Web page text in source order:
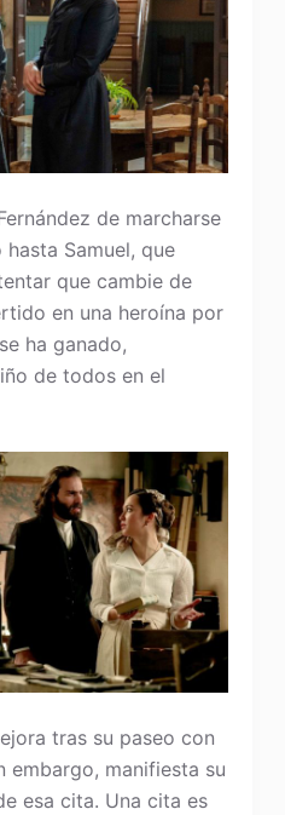
de marcharse
Samuel, que
que cambie de
en una heroína por
ha ganado,
de todos en el
tras su paseo con
embargo, manifiesta su
esa cita. Una cita es